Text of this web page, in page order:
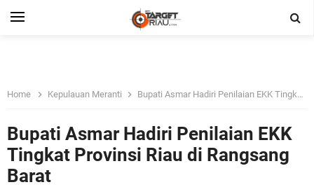
Home Kepulauan Meranti Bupati Asmar Hadiri Penilaian EKK Tingkat Provinsi Riau di Rangsang Barat
Bupati Asmar Hadiri Penilaian EKK
Tingkat Provinsi Riau di Rangsang
Barat